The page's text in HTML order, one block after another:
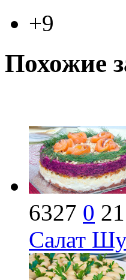
+9
Похожие
6327 0
Салат